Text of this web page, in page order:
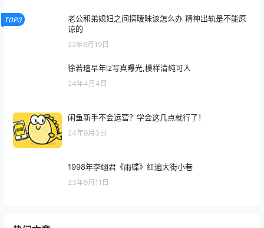
TOP3
老公和弟媳妇之间搞暧昧该怎么办 精神出轨是不能原
谅的
22年6月19日
徐若瑄早年lz写真曝光,模样清纯可人
24年4月4日
闲鱼新手不会运营？学会这几点就行了！
24年9月3日
1998年李翊君《雨蝶》红遍大街小巷
23年9月11日